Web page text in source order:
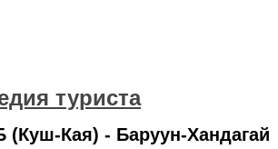
туриста
(Куш-Кая) - Баруун-Хандагай